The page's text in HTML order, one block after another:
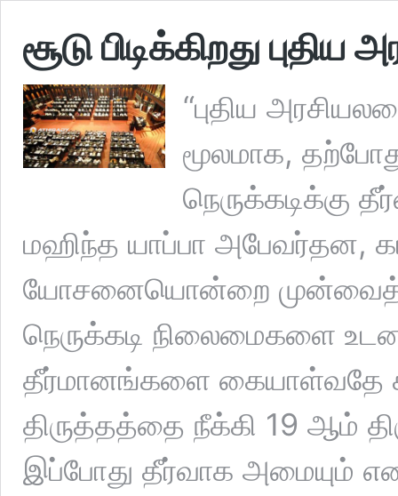
சூடு பிடிக்கிறது
“புதிய
மூலமாக,
நெருக்கடிக்கு
மஹிந்த யாப்பா அபேவர்தன,
யோசனையொன்றை
நெருக்கடி நிலைமைகளை
தீர்மானங்களை கையாள்வதே
திருத்தத்தை நீக்கி 19 ஆம்
இப்போது தீர்வாக அமையும்